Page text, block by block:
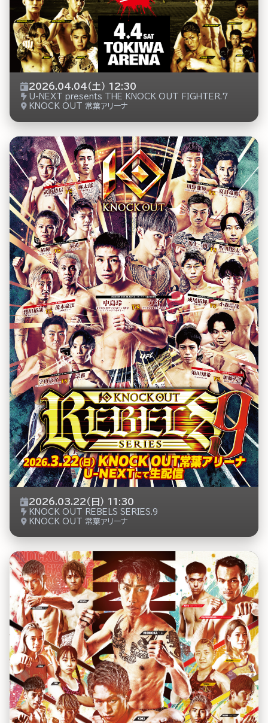
2026.04.04（土） 12:30
U-NEXT presents THE KNOCK OUT FIGHTER.7
KNOCK OUT 常葉アリーナ
2026.03.22（日） 11:30
KNOCK OUT REBELS SERIES.9
KNOCK OUT 常葉アリーナ